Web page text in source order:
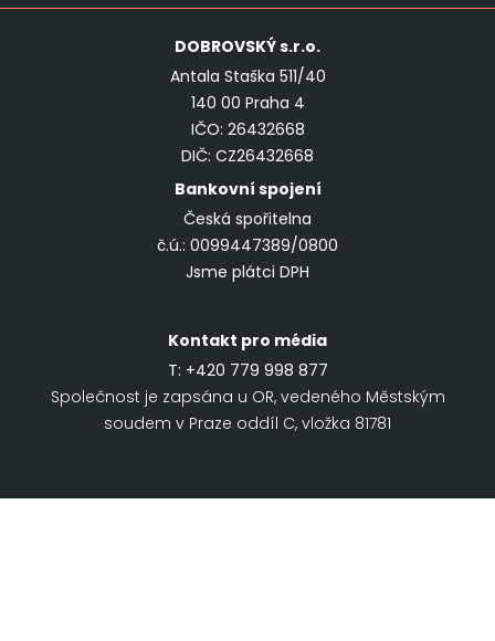
DOBROVSKÝs.r.o.
Antala Staška 511/40
140 00 Praha 4
IČO: 26432668
DIČ: CZ26432668
Bankovní spojení
Česká spořitelna
č.ú.: 0099447389/0800
Jsme plátci DPH
Kontakt pro média
T: +420 779 998 877
Společnost je zapsána u OR, vedeného Městským
soudem v Praze oddíl C, vložka 81781